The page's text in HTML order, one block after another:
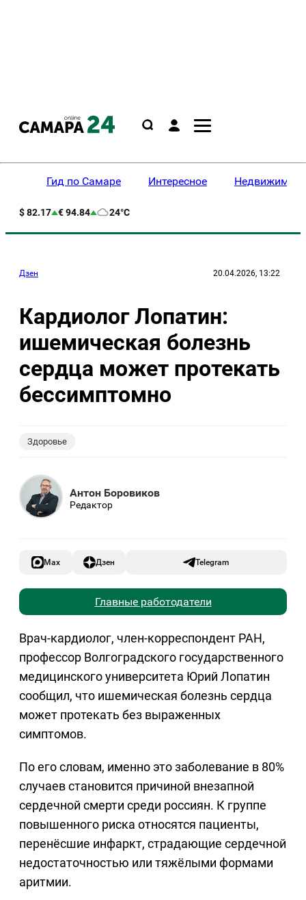
Гид по Самаре Интересное
$ 82.17 € 94.84 24°C
Дзен 20.04.2026, 13:22
Кардиолог Лопатин:
ишемическая болезнь
сердца может протекать
бессимптомно
Здоровье
Антон Боровиков
Редактор
Max Дзен Telegram
Главные работодатели
Врач-кардиолог, член-корреспондент РАН,
профессор Волгоградского государственного
медицинского университета Юрий Лопатин
сообщил, что ишемическая болезнь сердца
может протекать без выраженных
симптомов.
По его словам, именно это заболевание в 80%
случаев становится причиной внезапной
сердечной смерти среди россиян. К группе
повышенного риска относятся пациенты,
перенёсшие инфаркт, страдающие сердечной
недостаточностью или тяжёлыми формами
аритмии.